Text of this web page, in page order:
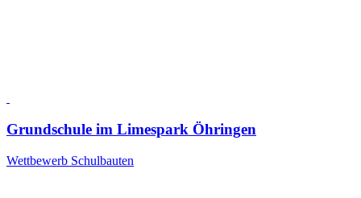
Grundschule im Limespark Öhringen
Wettbewerb Schulbauten